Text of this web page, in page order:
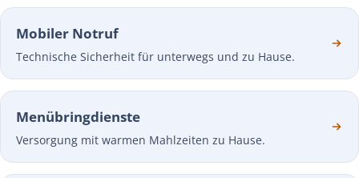
Mobiler Notruf
Technische Sicherheit für unterwegs und zu Hause.
Menübringdienste
Versorgung mit warmen Mahlzeiten zu Hause.